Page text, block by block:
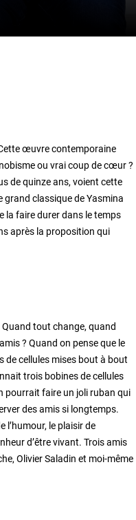
œuvre contemporaine
ou vrai coup de cœur ?
de quinze ans, voient cette
grand classique de Yasmina
la faire durer dans le temps
après la proposition qui
Quand tout change, quand
? Quand on pense que le
de cellules mises bout à bout
trois bobines de cellules
pourrait faire un joli ruban qui
des amis si longtemps.
l’humour, le plaisir de
d’être vivant. Trois amis
Olivier Saladin et moi-même